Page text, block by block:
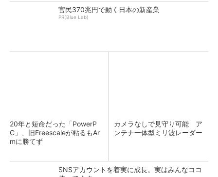
官民370兆円で動く日本の新産業
PR(Blue Lab)
20年と短命だった「PowerP
C」、旧Freescaleが粘るもAr
mに勝てず
カメラなしで見守り可能 ア
ンテナ一体型ミリ波レーダー
SNSアカウントを着実に成長。実はみんなココ